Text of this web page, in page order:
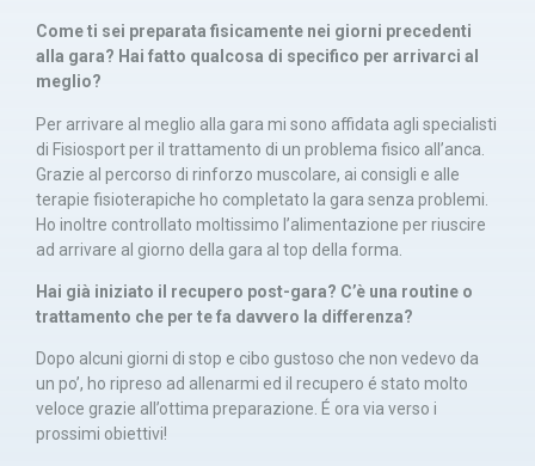
Come ti sei preparata fisicamente nei giorni precedenti
alla gara? Hai fatto qualcosa di specifico per arrivarci al
meglio?
Per arrivare al meglio alla gara mi sono affidata agli specialisti
di Fisiosport per il trattamento di un problema fisico all’anca.
Grazie al percorso di rinforzo muscolare, ai consigli e alle
terapie fisioterapiche ho completato la gara senza problemi.
Ho inoltre controllato moltissimo l’alimentazione per riuscire
ad arrivare al giorno della gara al top della forma.
Hai già iniziato il recupero post-gara? C’è una routine o
trattamento che per te fa davvero la differenza?
Dopo alcuni giorni di stop e cibo gustoso che non vedevo da
un po’, ho ripreso ad allenarmi ed il recupero é stato molto
veloce grazie all’ottima preparazione. É ora via verso i
prossimi obiettivi!